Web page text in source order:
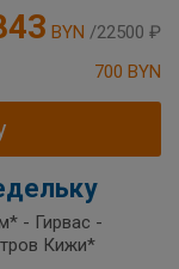
BYN /22500 ₽
700 BYN
- Гирвас -
Кижи*